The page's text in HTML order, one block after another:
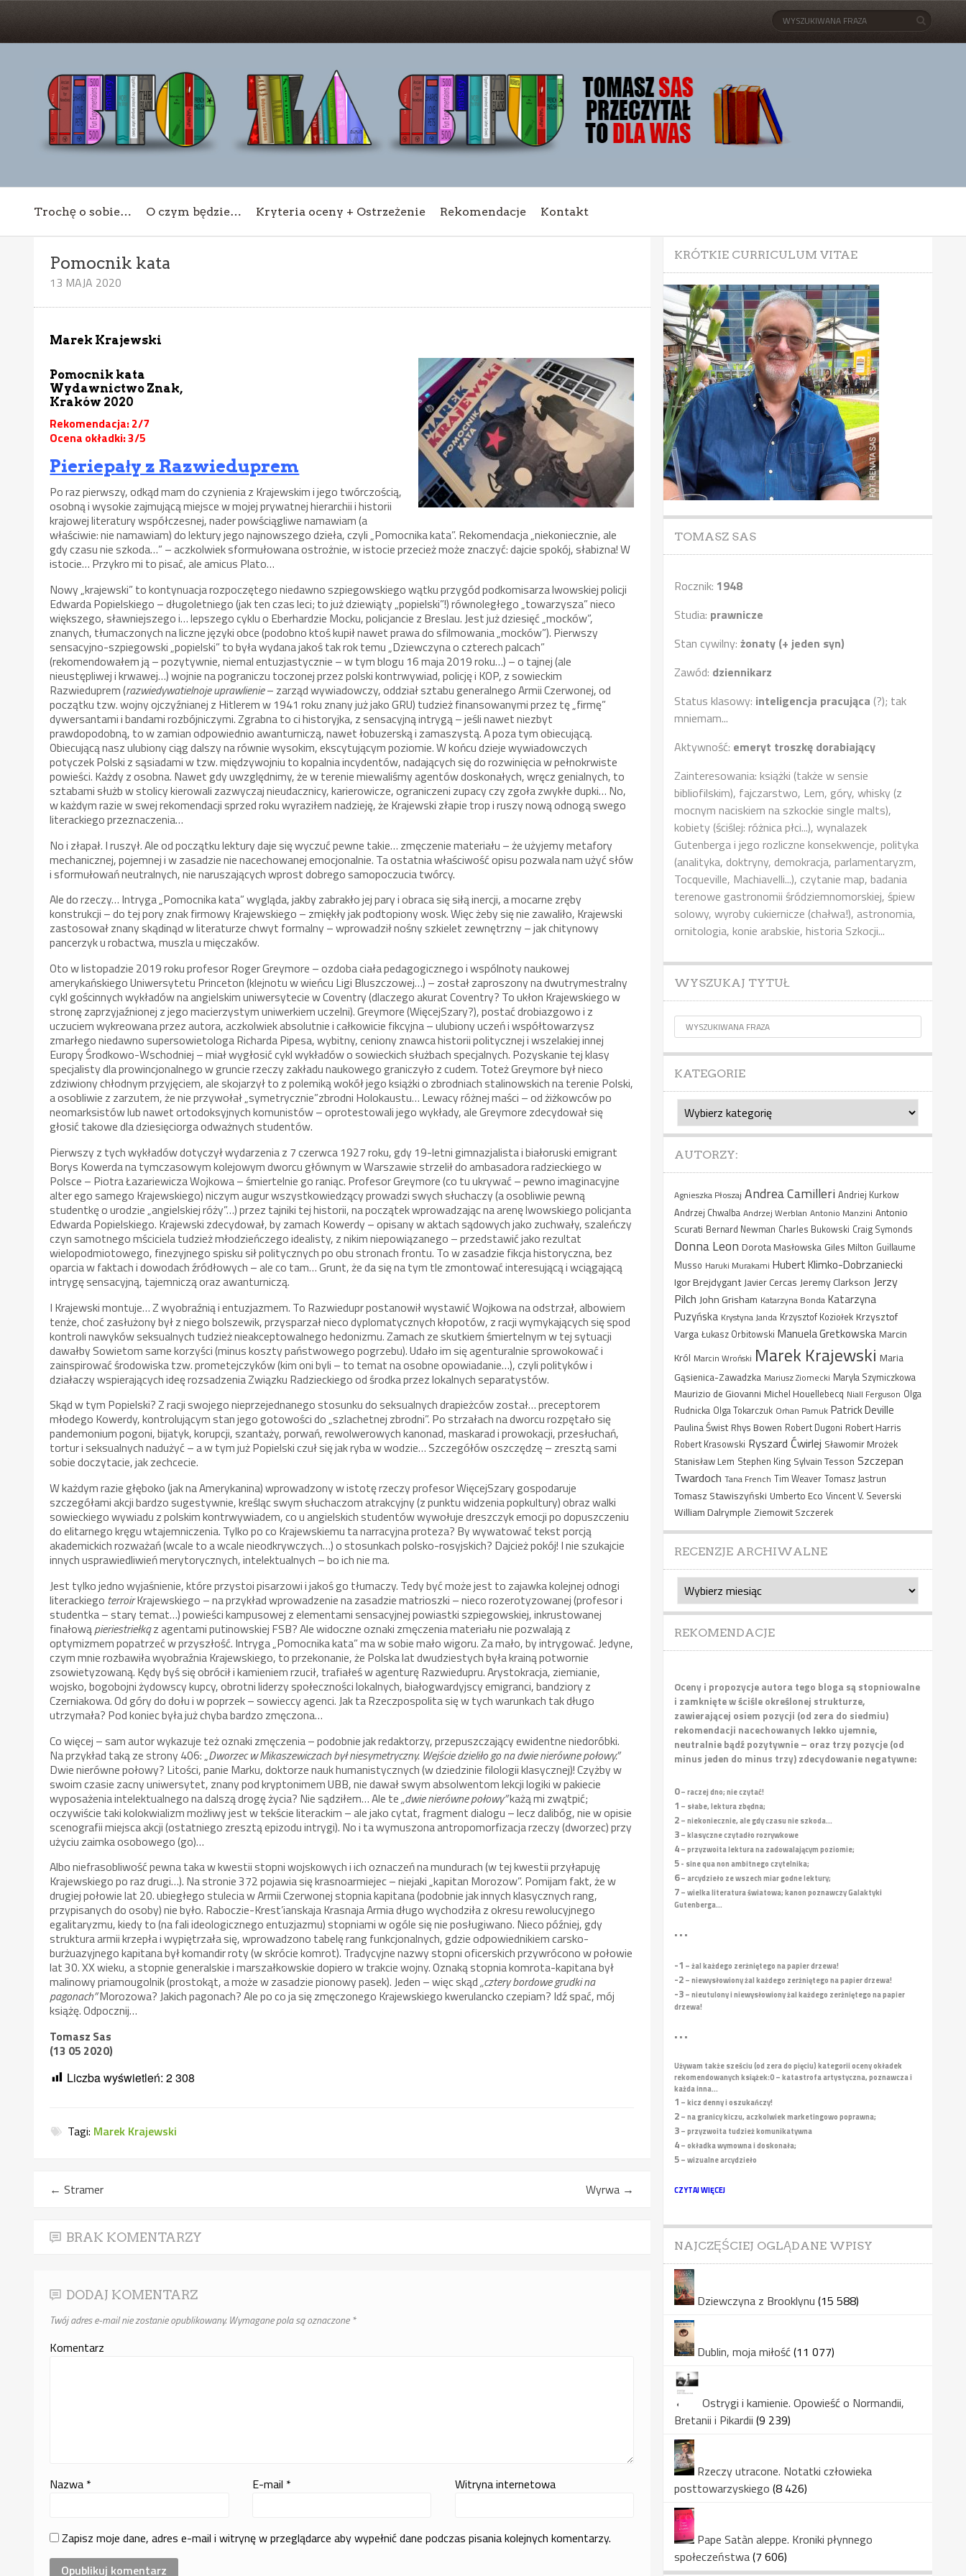
Trochę o sobie… O czym będzie… Kryteria oceny + Ostrzeżenie Rekomendacje Kontakt
Pomocnik kata
13 MAJA 2020
Marek Krajewski
Pomocnik kata
Wydawnictwo Znak,
Kraków 2020
Rekomendacja: 2/7
Ocena okładki: 3/5
Pieriepały z Razwieduprem
Po raz pierwszy, odkąd mam do czynienia z Krajewskim i jego twórczością,
osobną i wysokie zajmującą miejsce w mojej prywatnej hierarchii i historii
krajowej literatury współczesnej, nader powściągliwe namawiam (a
właściwie: nie namawiam) do lektury jego najnowszego dzieła, czyli „Pomocnika kata”. Rekomendacja „niekoniecznie, ale
gdy czasu nie szkoda…” – aczkolwiek sformułowana ostrożnie, w istocie przecież może znaczyć: dajcie spokój, słabizna! W
istocie… Przykro mi to pisać, ale amicus Plato…
Nowy „krajewski” to kontynuacja rozpoczętego niedawno szpiegowskiego wątku przygód podkomisarza lwowskiej policji
Edwarda Popielskiego – długoletniego (jak ten czas leci; to już dziewiąty „popielski”!) równoległego „towarzysza” nieco
większego, sławniejszego i… lepszego cyklu o Eberhardzie Mocku, policjancie z Breslau. Jest już dziesięć „mocków”,
znanych, tłumaczonych na liczne języki obce (podobno ktoś kupił nawet prawa do sfilmowania „mocków”). Pierwszy
sensacyjno-szpiegowski „popielski” to była wydana jakoś tak rok temu „Dziewczyna o czterech palcach”
(rekomendowałem ją – pozytywnie, niemal entuzjastycznie – w tym blogu 16 maja 2019 roku…) – o tajnej (ale
nieustępliwej i krwawej…) wojnie na pograniczu toczonej przez polski kontrwywiad, policję i KOP, z sowieckim
Razwieduprem (razwiedywatielnoje uprawlienie– zarząd wywiadowczy, oddział sztabu generalnego Armii Czerwonej, od
początku tzw. wojny ojczyźnianej z Hitlerem w 1941 roku znany już jako GRU) tudzież finansowanymi przez tę „firmę”
dywersantami i bandami rozbójniczymi. Zgrabna to ci historyjka, z sensacyjną intrygą – jeśli nawet niezbyt
prawdopodobną, to w zamian odpowiednio awanturniczą, nawet łobuzerską i zamaszystą. A poza tym obiecującą.
Obiecującą nasz ulubiony ciąg dalszy na równie wysokim, ekscytującym poziomie. W końcu dzieje wywiadowczych
potyczek Polski z sąsiadami w tzw. międzywojniu to kopalnia incydentów, nadających się do rozwinięcia w pełnokrwiste
powieści. Każdy z osobna. Nawet gdy uwzględnimy, że w terenie miewaliśmy agentów doskonałych, wręcz genialnych, to
sztabami służb w stolicy kierowali zazwyczaj nieudacznicy, karierowicze, ograniczeni zupacy czy zgoła zwykłe dupki… No,
w każdym razie w swej rekomendacji sprzed roku wyraziłem nadzieję, że Krajewski złapie trop i ruszy nową odnogą swego
literackiego przeznaczenia…
No i złapał. I ruszył. Ale od początku lektury daje się wyczuć pewne takie… zmęczenie materiału – że użyjemy metafory
mechanicznej, pojemnej i w zasadzie nie nacechowanej emocjonalnie. Ta ostatnia właściwość opisu pozwala nam użyć słów
i sformułowań neutralnych, nie naruszających wprost dobrego samopoczucia twórcy.
Ale do rzeczy… Intryga „Pomocnika kata” wygląda, jakby zabrakło jej pary i obraca się siłą inercji, a mocarne zręby
konstrukcji – do tej pory znak firmowy Krajewskiego – zmiękły jak podtopiony wosk. Więc żeby się nie zawaliło, Krajewski
zastosował znany skądinąd w literaturze chwyt formalny – wprowadził nośny szkielet zewnętrzny – jak chitynowy
pancerzyk u robactwa, muszla u mięczaków.
Oto w listopadzie 2019 roku profesor Roger Greymore – ozdoba ciała pedagogicznego i wspólnoty naukowej
amerykańskiego Uniwersytetu Princeton (klejnotu w wieńcu Ligi Bluszczowej…) – został zaproszony na dwutrymestralny
cykl gościnnych wykładów na angielskim uniwersytecie w Coventry (dlaczego akurat Coventry? To ukłon Krajewskiego w
stronę zaprzyjaźnionej z jego macierzystym uniwerkiem uczelni). Greymore (WięcejSzary?), postać drobiazgowo i z
uczuciem wykreowana przez autora, aczkolwiek absolutnie i całkowicie fikcyjna – ulubiony uczeń i współtowarzysz
zmarłego niedawno supersowietologa Richarda Pipesa, wybitny, ceniony znawca historii politycznej i wszelakiej innej
Europy Środkowo-Wschodniej – miał wygłosić cykl wykładów o sowieckich służbach specjalnych. Pozyskanie tej klasy
specjalisty dla prowincjonalnego w gruncie rzeczy zakładu naukowego graniczyło z cudem. Toteż Greymore był nieco
zdziwiony chłodnym przyjęciem, ale skojarzył to z polemiką wokół jego książki o zbrodniach stalinowskich na terenie Polski,
a osobliwie z zarzutem, że nie przywołał „symetrycznie”zbrodni Holokaustu… Lewacy różnej maści – od żiżkowców po
neomarksistów lub nawet ortodoksyjnych komunistów – oprotestowali jego wykłady, ale Greymore zdecydował się
głosić takowe dla dziesięciorga odważnych studentów.
Pierwszy z tych wykładów dotyczył wydarzenia z 7 czerwca 1927 roku, gdy 19-letni gimnazjalista i białoruski emigrant
Borys Kowerda na tymczasowym kolejowym dworcu głównym w Warszawie strzelił do ambasadora radzieckiego w
Polsce – Piotra Łazariewicza Wojkowa – śmiertelnie go raniąc. Profesor Greymore (co tu ukrywać – pewno imaginacyjne
alter ego samego Krajewskiego) niczym augur wszystkowiedzący prowadzi swych słuchaczy (a osobliwie pewną
studentkę o urodzie „angielskiej róży”…) przez tajniki tej historii, na początek wprowadzając na arenę lwowskiego policjanta
Edwarda Popielskiego. Krajewski zdecydował, by zamach Kowerdy – opisany w aktach sądowych jako zuchwały, szaleńczy
czyn samotnego mściciela tudzież młodzieńczego idealisty, z nikim niepowiązanego – przedstawić jako rezultat
wielopodmiotowego, finezyjnego spisku sił politycznych po obu stronach frontu. To w zasadzie fikcja historyczna, bez
oparcia w faktach i dowodach źródłowych – ale co tam… Grunt, że da się na tym tle zmontować interesującą i wciągającą
intrygę sensacyjną, tajemniczą oraz awanturniczą.
I Krajewski montuje… Z wyobraźnią i entuzjazmem. To Razwiedupr postanowił wystawić Wojkowa na odstrzał, albowiem
tenże, choć zasłużony był z niego bolszewik, przysparzał nieco dyplomatycznych kłopotów, z racji wymykających się spod
kontroli nawyków seksualnych tudzież nieakceptowalnego hedonizmu. Zamach ze skutkiem śmiertelnym w tej sytuacji
dawałby Sowietom same korzyści (minus koszty państwowego pogrzebu). Udało im się agenturalnie sprowokować i
zainspirować środowiska tzw. prometejczyków (kim oni byli – to temat na osobne opowiadanie…), czyli polityków i
działaczy wspierających ideę rozsadzenia Związku Radzieckiego od środka przez lokalnych separatystów.
Skąd w tym Popielski? Z racji swojego nieprzejednanego stosunku do seksualnych drapieżców został… preceptorem
młodego Kowerdy, kontrolującym stan jego gotowości do „szlachetnej zbrodni”. Po strzałach na dworcu rozpętało się
pandemonium pogoni, bijatyk, korupcji, szantaży, porwań, rewolwerowych kanonad, maskarad i prowokacji, przesłuchań,
tortur i seksualnych nadużyć – a w tym już Popielski czuł się jak ryba w wodzie… Szczegółów oszczędzę – zresztą sami
sobie doczytacie, jak zechcecie.
W każdym razie głęboko (jak na Amerykanina) wprowadzony w istotę rzeczy profesor WięcejSzary gospodaruje
szczegółami akcji bardzo sugestywnie, kreśląc swym słuchaczom atrakcyjny (z punktu widzenia popkultury) obraz walki
sowieckiego wywiadu z polskim kontrwywiadem, co u angielskich studentów wywołuje dreszczyk emocji po dopuszczeniu
do elitarnego kręgu wtajemniczenia. Tylko po co Krajewskiemu ta narracyjna proteza? By wywatować tekst porcją
akademickich rozważań (wcale to a wcale nieodkrywczych…) o stosunkach polsko-rosyjskich? Dajcież pokój! I nie szukajcie
innych usprawiedliwień merytorycznych, intelektualnych – bo ich nie ma.
Jest tylko jedno wyjaśnienie, które przystoi pisarzowi i jakoś go tłumaczy. Tedy być może jest to zajawka kolejnej odnogi
literackiego terroirKrajewskiego – na przykład wprowadzenie na zasadzie matrioszki – nieco rozerotyzowanej (profesor i
studentka – stary temat…) powieści kampusowej z elementami sensacyjnej powiastki szpiegowskiej, inkrustowanej
finałowąpieriestriełkąz agentami putinowskiej FSB? Ale widoczne oznaki zmęczenia materiału nie pozwalają z
optymizmem popatrzeć w przyszłość. Intryga „Pomocnika kata” ma w sobie mało wigoru. Za mało, by intrygować. Jedyne,
czym mnie rozbawiła wyobraźnia Krajewskiego, to przekonanie, że Polska lat dwudziestych była krainą potwornie
zsowietyzowaną. Kędy byś się obrócił i kamieniem rzucił, trafiałeś w agenturę Razwiedupru. Arystokracja, ziemianie,
wojsko, bogobojni żydowscy kupcy, obrotni liderzy społeczności lokalnych, białogwardyjscy emigranci, bandziory z
Czerniakowa. Od góry do dołu i w poprzek – sowieccy agenci. Jak ta Rzeczpospolita się w tych warunkach tak długo
utrzymała? Pod koniec była już chyba bardzo zmęczona…
Co więcej – sam autor wykazuje też oznaki zmęczenia – podobnie jak redaktorzy, przepuszczający ewidentne niedoróbki.
Na przykład taką ze strony 406: „Dworzec w Mikaszewiczach był niesymetryczny. Wejście dzieliło go na dwie nierówne połowy.”
Dwie nierówne połowy? Litości, panie Marku, doktorze nauk humanistycznych (w dziedzinie filologii klasycznej)! Czyżby w
swoim czasie zacny uniwersytet, znany pod kryptonimem UBB, nie dawał swym absolwentom lekcji logiki w pakiecie
wyposażenia intelektualnego na dalszą drogę życia? Nie sądziłem… Ale te„dwie nierówne połowy”każą mi zwątpić;
oczywiście taki kolokwializm możliwy jest w tekście literackim – ale jako cytat, fragment dialogu – lecz dalibóg, nie w opisie
scenografii miejsca akcji (ostatniego zresztą epizodu intrygi). No i ta wymuszona antropomorfizacja rzeczy (dworzec) przy
użyciu zaimka osobowego (go)…
Albo niefrasobliwość pewna taka w kwestii stopni wojskowych i ich oznaczeń na mundurach (w tej kwestii przyłapuję
Krajewskiego po raz drugi…). Na stronie 372 pojawia się krasnoarmiejec – niejaki „kapitan Morozow”. Pomijam fakt, że w
drugiej połowie lat 20. ubiegłego stulecia w Armii Czerwonej stopnia kapitana (podobnie jak innych klasycznych rang,
przypisanych do osoby) nie było. Raboczie-Krest’ianskaja Krasnaja Armia długo wychodziła z okresu rewolucyjnego
egalitaryzmu, kiedy to (na fali ideologicznego entuzjazmu) stopniami w ogóle się nie posługiwano. Nieco później, gdy
struktura armii krzepła i wypiętrzała się, wprowadzono tabelę rang funkcjonalnych, gdzie odpowiednikiem carsko-
burżuazyjnego kapitana był komandir roty (w skrócie komrot). Tradycyjne nazwy stopni oficerskich przywrócono w połowie
lat 30. XX wieku, a stopnie generalskie i marszałkowskie dopiero w trakcie wojny. Oznaką stopnia komrota-kapitana był
malinowy priamougolnik (prostokąt, a może w zasadzie pionowy pasek). Jeden – więc skąd„cztery bordowe grudki na
pagonach”Morozowa? Jakich pagonach? Ale po co ja się zmęczonego Krajewskiego kwerulancko czepiam? Idź spać, mój
książę. Odpocznij…
Tomasz Sas
(13 05 2020)
Liczba wyświetleń: 2 308
Tagi: Marek Krajewski
← Stramer Wyrwa →
BRAK KOMENTARZY
DODAJ KOMENTARZ
Twój adres e-mail nie zostanie opublikowany.Wymagane pola są oznaczone*
Komentarz
Nazwa * E-mail * Witryna internetowa
Zapisz moje dane, adres e-mail i witrynę w przeglądarce aby wypełnić dane podczas pisania kolejnych komentarzy.
KRÓTKIE CURRICULUM VITAE
TOMASZ SAS
Rocznik: 1948
Studia: prawnicze
Stan cywilny: żonaty (+ jeden syn)
Zawód: dziennikarz
Status klasowy: inteligencja pracująca (?); tak
mniemam...
Aktywność: emeryt troszkę dorabiający
Zainteresowania: książki (także w sensie
bibliofilskim), fajczarstwo, Lem, góry, whisky (z
mocnym naciskiem na szkockie single malts),
kobiety (ściślej: różnica płci...), wynalazek
Gutenberga i jego rozliczne konsekwencje, polityka
(analityka, doktryny, demokracja, parlamentaryzm,
Tocqueville, Machiavelli...), czytanie map, badania
terenowe gastronomii śródziemnomorskiej, śpiew
solowy, wyroby cukiernicze (chałwa!), astronomia,
ornitologia, konie arabskie, historia Szkocji...
WYSZUKAJ TYTUŁ
KATEGORIE
Kategorie
AUTORZY:
Agnieszka Płoszaj Andrea Camilleri Andriej Kurkow
Andrzej Chwalba Andrzej Werblan Antonio Manzini Antonio
Scurati Bernard Newman Charles Bukowski Craig Symonds
Donna Leon Dorota Masłowska Giles Milton Guillaume
Musso Haruki Murakami Hubert Klimko-Dobrzaniecki
Igor Brejdygant Javier Cercas Jeremy Clarkson Jerzy
Pilch John Grisham Katarzyna Bonda Katarzyna
Puzyńska Krystyna Janda Krzysztof Koziołek Krzysztof
Varga Łukasz Orbitowski Manuela Gretkowska Marcin
Król Marcin Wroński Marek Krajewski Maria
Gąsienica-Zawadzka Mariusz Ziomecki Maryla Szymiczkowa
Maurizio de Giovanni Michel Houellebecq Niall Ferguson Olga
Rudnicka Olga Tokarczuk Orhan Pamuk Patrick Deville
Paulina Świst Rhys Bowen Robert Dugoni Robert Harris
Robert Krasowski Ryszard Ćwirlej Sławomir Mrożek
Stanisław Lem Stephen King Sylvain Tesson Szczepan
Twardoch Tana French Tim Weaver Tomasz Jastrun
Tomasz Stawiszyński Umberto Eco Vincent V. Severski
William Dalrymple Ziemowit Szczerek
RECENZJE ARCHIWALNE
Recenzje
archiwalne
REKOMENDACJE
Oceny i propozycje autora tego bloga są stopniowalne
i zamknięte w ściśle określonej strukturze,
zawierającej osiem pozycji (od zera do siedmiu)
rekomendacji nacechowanych lekko ujemnie,
neutralnie bądź pozytywnie – oraz trzy pozycje (od
minus jeden do minus trzy) zdecydowanie negatywne:
0– raczej dno; nie czytać!
1 – słabe, lektura zbędna;
2– niekoniecznie, ale gdy czasu nie szkoda...
3– klasyczne czytadło rozrywkowe
4– przyzwoita lektura na zadowalającym poziomie;
5- sine qua non ambitnego czytelnika;
6– arcydzieło ze wszech miar godne lektury;
7– wielka literatura światowa; kanon poznawczy Galaktyki
Gutenberga...
• • •
-1 – żal każdego zerżniętego na papier drzewa!
-2– niewysłowiony żal każdego zerżniętego na papier drzewa!
-3– nieutulony i niewysłowiony żal każdego zerżniętego na papier
drzewa!
• • •
Używam także sześciu (od zera do pięciu) kategorii oceny okładek
rekomendowanych książek:0 – katastrofa artystyczna, poznawcza i
każda inna...
1 – kicz denny i oszukańczy!
2– na granicy kiczu, aczkolwiek marketingowo poprawna;
3– przyzwoita tudzież komunikatywna
4– okładka wymowna i doskonała;
5– wizualne arcydzieło
CZYTAJ WIĘCEJ
NAJCZĘŚCIEJ OGLĄDANE WPISY
Dziewczyna z Brooklynu (15 588)
Dublin, moja miłość(11 077)
Ostrygi i kamienie. Opowieść o Normandii,
Bretanii i Pikardii (9 239)
Rzeczy utracone. Notatki człowieka
posttowarzyskiego (8 426)
Pape Satàn aleppe. Kroniki płynnego
społeczeństwa(7 606)